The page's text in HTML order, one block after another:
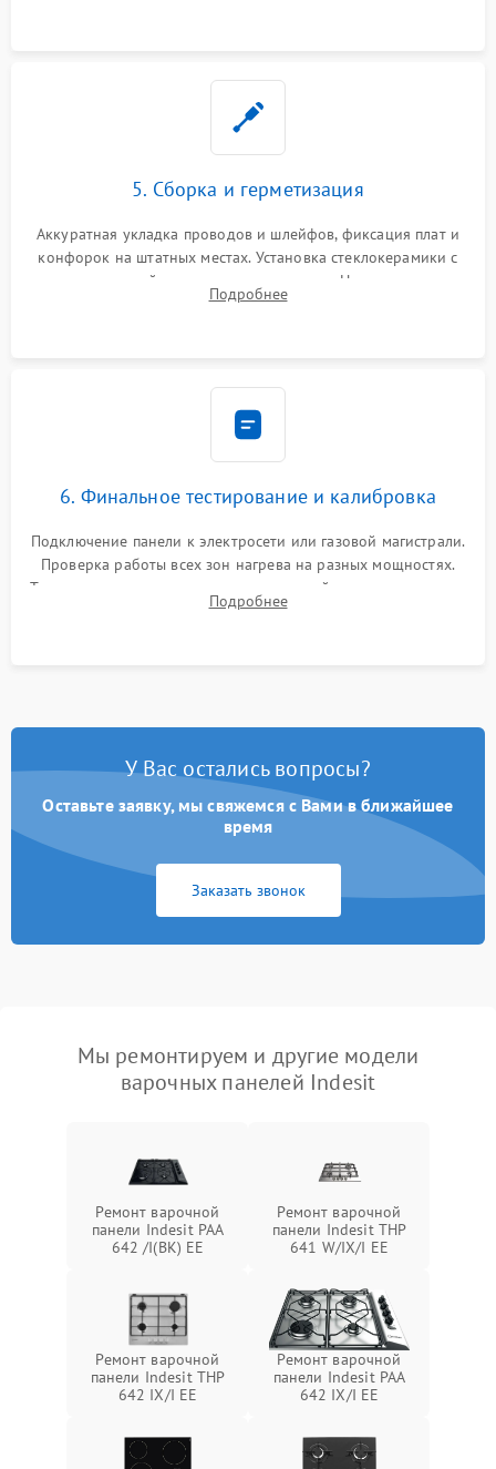
5. Сборка и герметизация
Аккуратная укладка проводов и шлейфов, фиксация плат и
конфорок на штатных местах. Установка стеклокерамики с
проверкой равномерности зазоров. Нанесение
термостойкого герметика или укладка уплотнительной
Подробнее
6. Финальное тестирование и калибровка
Подключение панели к электросети или газовой магистрали.
Проверка работы всех зон нагрева на разных мощностях.
Тестирование сенсорного управления, таймера, индикаторов
остаточного тепла и систем защиты от перегрева.
Подробнее
У Вас остались вопросы?
Оставьте заявку, мы свяжемся с Вами в ближайшее
время
Заказать звонок
Мы ремонтируем и другие модели
варочных панелей Indesit
Ремонт варочной
панели Indesit PAA
642 /I(BK) EE
Ремонт варочной
панели Indesit THP
641 W/IX/I EE
Ремонт варочной
панели Indesit THP
642 IX/I EE
Ремонт варочной
панели Indesit PAA
642 IX/I EE